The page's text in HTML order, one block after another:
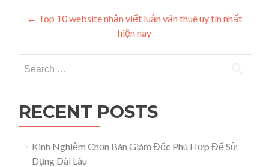
Post navigation
← Top 10 website nhận viết luận văn thuê uy tín nhất
hiện nay
RECENT POSTS
Kinh Nghiệm Chọn Bàn Giám Đốc Phù Hợp Để Sử
Dụng Dài Lâu